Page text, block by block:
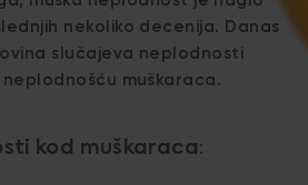
UA
FR
VN
nekoliko decenija. Danas
slučajeva neplodnosti
muškaraca.
kod muškaraca: